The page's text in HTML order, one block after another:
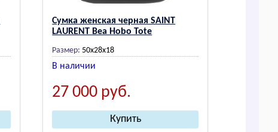
Сумка женская черная SАINТ
LАURЕNТ Bea Hobo Tote
Размер: 50x28x18
В наличии
27 000 руб.